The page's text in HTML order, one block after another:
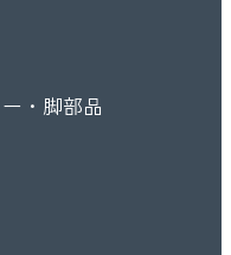
・脚部品